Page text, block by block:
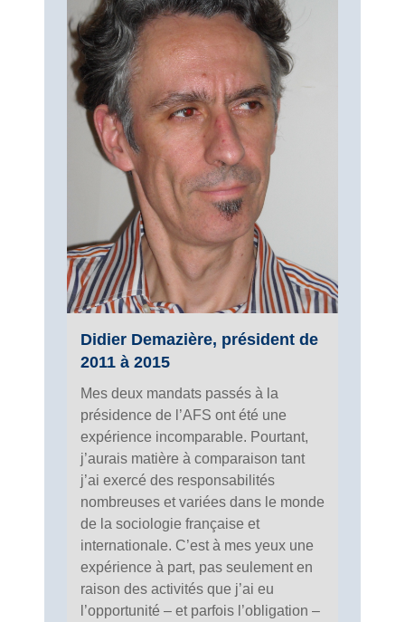
Didier Demazière, président de
2011 à 2015
Mes deux mandats passés à la
présidence de l’AFS ont été une
expérience incomparable. Pourtant,
j’aurais matière à comparaison tant
j’ai exercé des responsabilités
nombreuses et variées dans le monde
de la sociologie française et
internationale. C’est à mes yeux une
expérience à part, pas seulement en
raison des activités que j’ai eu
l’opportunité – et parfois l’obligation –